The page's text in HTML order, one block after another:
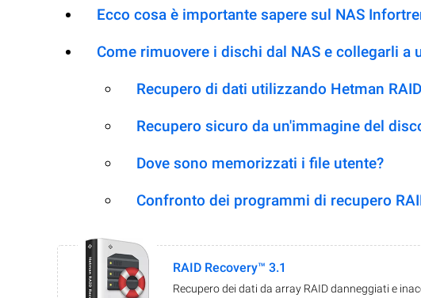
Ecco cosa è importante sapere sul NAS
Come rimuovere i dischi dal NAS e collegarli a
Recupero di dati utilizzando Hetman
Recupero sicuro da un'immagine del
Dove sono memorizzati i file utente?
Confronto dei programmi di recupero
RAID Recovery™ 3.1
Recupero dei dati da array RAID danneggiati e